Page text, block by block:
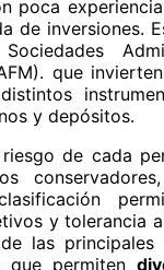
poca
de inversiones.
que
y depósitos.
de cada
y tolerancia
las
que permiten